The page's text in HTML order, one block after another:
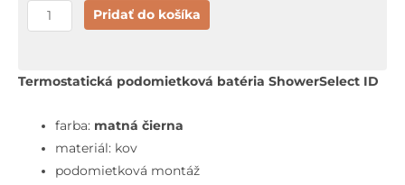
množstvo
Axor
ID
batéria
pod
omietku,
Pridať do košíka
Termostatická podomietková batéria ShowerSelect ID
farba: matná čierna
materiál: kov
podomietková montáž